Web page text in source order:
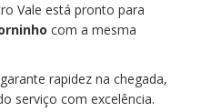
Vale está pronto para
com a mesma
rapidez na chegada,
serviço com excelência.